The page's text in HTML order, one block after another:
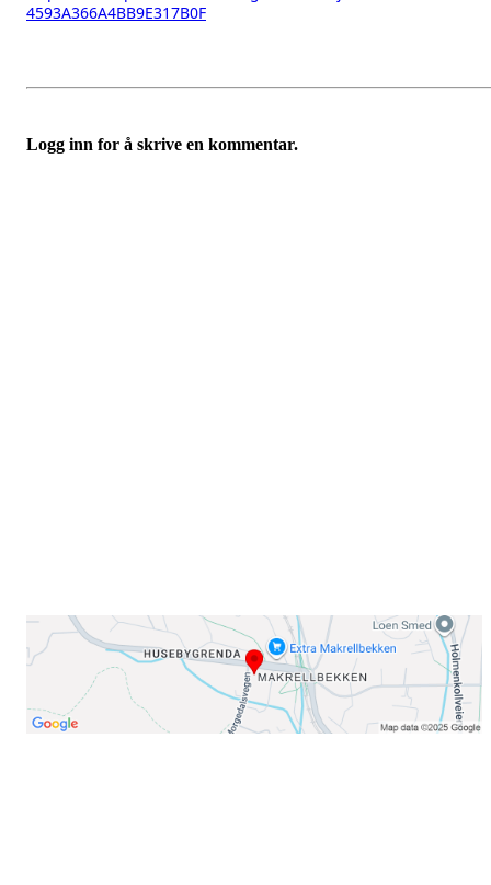
4593A366A4BB9E317B0F
Logg inn for å skrive en kommentar.